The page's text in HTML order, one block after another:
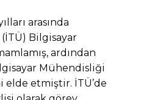
arasında
Bilgisayar
ardından
Mühendisliği
elde etmiştir. İTÜ’de